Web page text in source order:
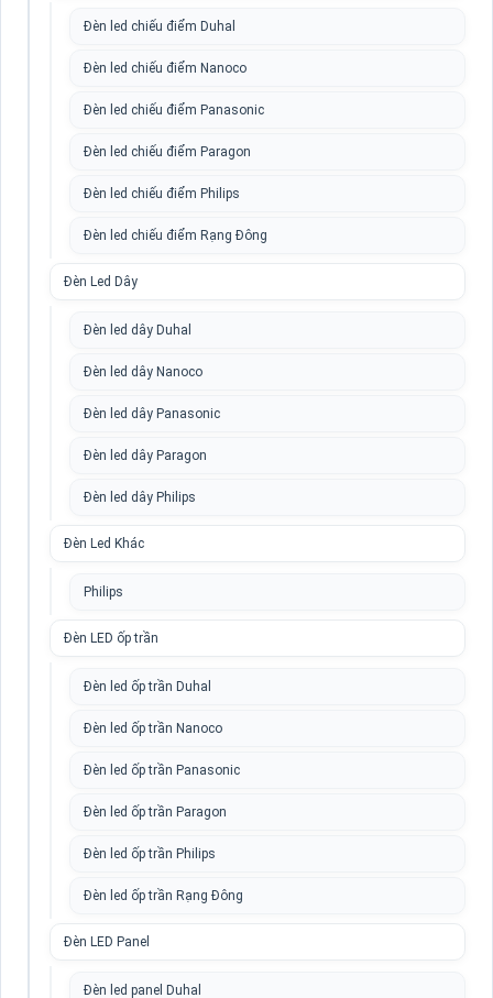
Đèn led chiếu điểm Duhal
Đèn led chiếu điểm Nanoco
Đèn led chiếu điểm Panasonic
Đèn led chiếu điểm Paragon
Đèn led chiếu điểm Philips
Đèn led chiếu điểm Rạng Đông
Đèn Led Dây
Đèn led dây Duhal
Đèn led dây Nanoco
Đèn led dây Panasonic
Đèn led dây Paragon
Đèn led dây Philips
Đèn Led Khác
Philips
Đèn LED ốp trần
Đèn led ốp trần Duhal
Đèn led ốp trần Nanoco
Đèn led ốp trần Panasonic
Đèn led ốp trần Paragon
Đèn led ốp trần Philips
Đèn led ốp trần Rạng Đông
Đèn LED Panel
Đèn led panel Duhal